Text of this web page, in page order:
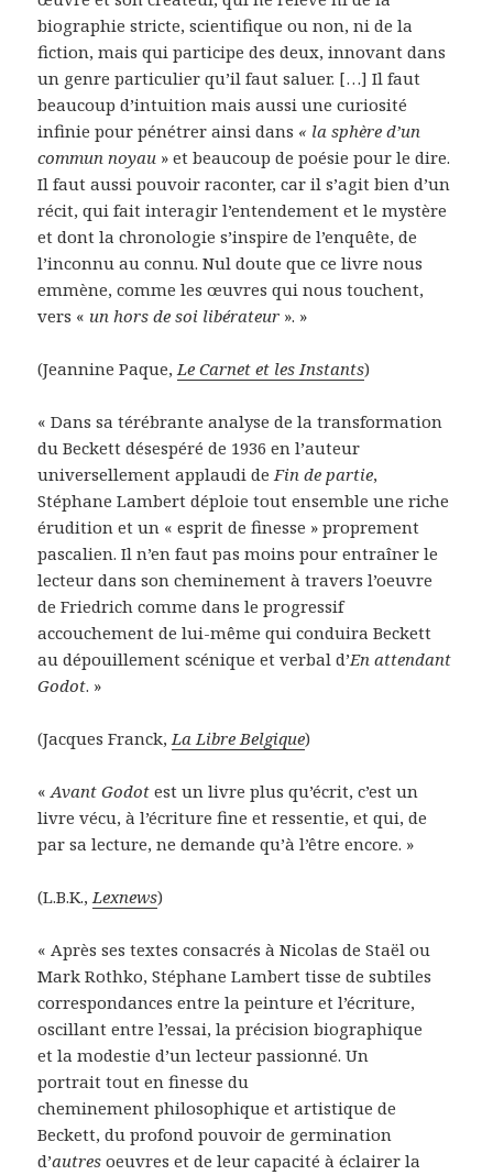
biographie stricte, scientifique ou non, ni de la
fiction, mais qui participe des deux, innovant dans
un genre particulier qu’il faut saluer. […] Il faut
beaucoup d’intuition mais aussi une curiosité
infinie pour pénétrer ainsi dans « la sphère d’un
commun noyau » et beaucoup de poésie pour le dire.
Il faut aussi pouvoir raconter, car il s’agit bien d’un
récit, qui fait interagir l’entendement et le mystère
et dont la chronologie s’inspire de l’enquête, de
l’inconnu au connu. Nul doute que ce livre nous
emmène, comme les œuvres qui nous touchent,
vers « un hors de soi libérateur ». »
(Jeannine Paque,Le Carnet et les Instants)
« Dans sa térébrante analyse de la transformation
du Beckett désespéré de 1936 en l’auteur
universellement applaudi de Fin de partie,
Stéphane Lambert déploie tout ensemble une riche
érudition et un « esprit de finesse » proprement
pascalien. Il n’en faut pas moins pour entraîner le
lecteur dans son cheminement à travers l’oeuvre
de Friedrich comme dans le progressif
accouchement de lui-même qui conduira Beckett
au dépouillement scénique et verbal d’En attendant
Godot. »
(Jacques Franck,La Libre Belgique)
«Avant Godot est un livre plus qu’écrit, c’est un
livre vécu, à l’écriture fine et ressentie, et qui, de
par sa lecture, ne demande qu’à l’être encore. »
(L.B.K.,Lexnews)
« Après ses textes consacrés à Nicolas de Staël ou
Mark Rothko, Stéphane Lambert tisse de subtiles
correspondances entre la peinture et l’écriture,
oscillant entre l’essai, la précision biographique
et la modestie d’un lecteur passionné. Un
portrait tout en finesse du
cheminement philosophique et artistique de
Beckett, du profond pouvoir de germination
d’autres oeuvres et de leur capacité à éclairer la